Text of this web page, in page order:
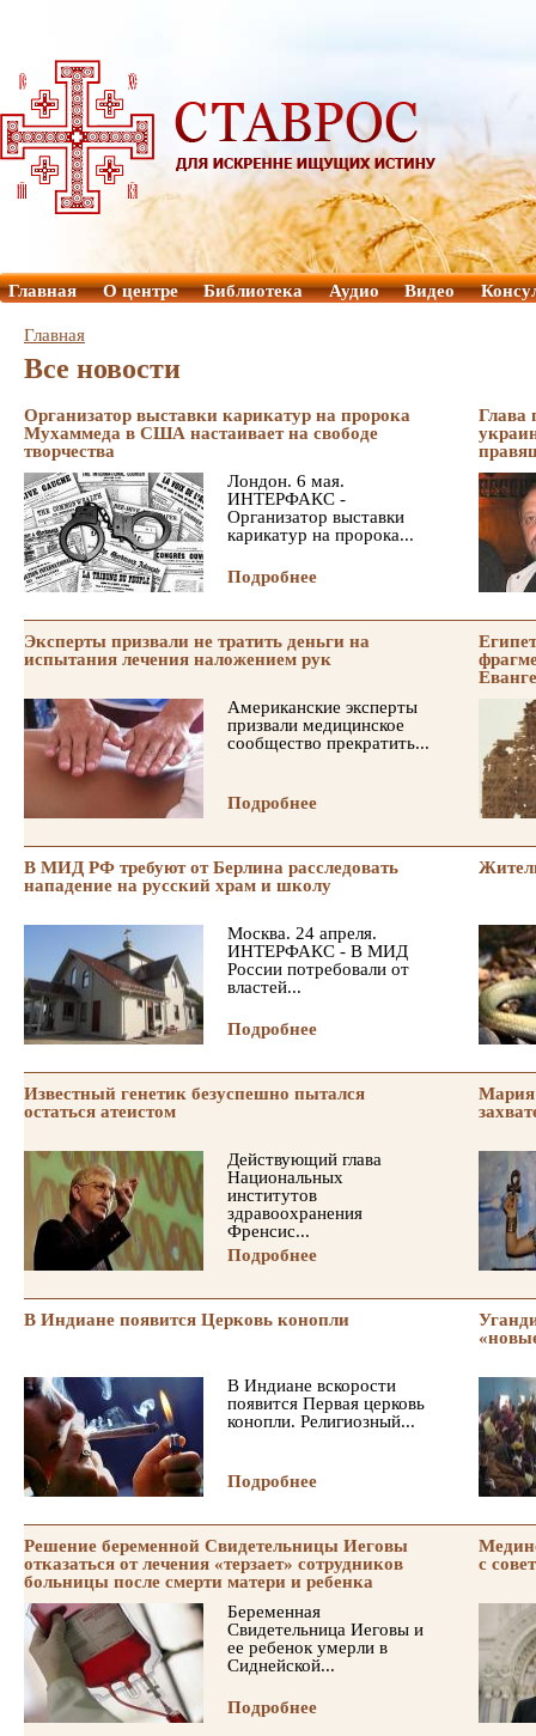
Главная О центре Библиотека Аудио Видео
Главная
Все новости
Организатор выставки карикатур на пророка
Мухаммеда в США настаивает на свободе
творчества
Лондон. 6 мая.
ИНТЕРФАКС -
Организатор выставки
карикатур на пророка...
Подробнее
Глава
Эксперты призвали не тратить деньги на
испытания лечения наложением рук
Американские эксперты
призвали медицинское
сообщество прекратить...
Подробнее
В МИД РФ требуют от Берлина расследовать
нападение на русский храм и школу
Москва. 24 апреля.
ИНТЕРФАКС - В МИД
России потребовали от
властей...
Подробнее
Известный генетик безуспешно пытался
остаться атеистом
Действующий глава
Национальных
институтов
здравоохранения
Френсис...
Подробнее
Мария
В Индиане появится Церковь конопли
В Индиане вскорости
появится Первая церковь
конопли. Религиозный...
Подробнее
Решение беременной Свидетельницы Иеговы
отказаться от лечения «терзает» сотрудников
больницы после смерти матери и ребенка
Беременная
Свидетельница Иеговы и
ее ребенок умерли в
Сиднейской...
Подробнее
с